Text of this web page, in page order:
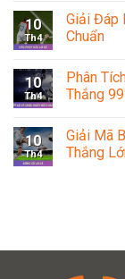
10
Th4
Giải Đáp
Chuẩn
10
Th4
Phân
Thắng
10
Th4
Giải Mã
Thắng